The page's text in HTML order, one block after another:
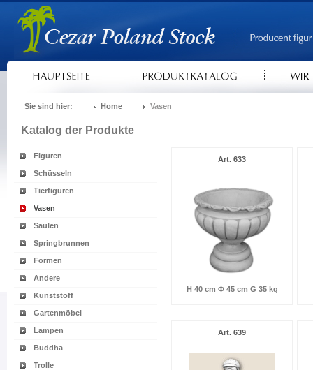
Sie sind hier: Home Vasen
Katalog der Produkte
Figuren
Schüsseln
Tierfiguren
Vasen
Säulen
Springbrunnen
Formen
Andere
Kunststoff
Gartenmöbel
Lampen
Buddha
Trolle
Art. 633
H 40 cm Φ 45 cm G 35 kg
Art. 639